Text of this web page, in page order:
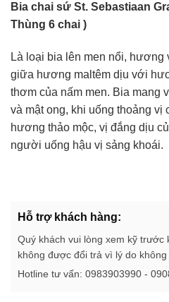
Bia chai sứ St. Sebastiaan
Thùng 6 chai )
Là loại bia lên men nổi, hương
giữa hương maltêm dịu với
thơm của nấm men. Bia mang
và mật ong, khi uống thoảng vị
hương thảo mộc, vị đắng dịu
người uống hậu vị sảng khoái.
Hỗ trợ khách hàng:
Quý khách vui lòng xem kỹ trước
không được đổi trả vì lý do
Hotline tư vấn: 0983903990 -